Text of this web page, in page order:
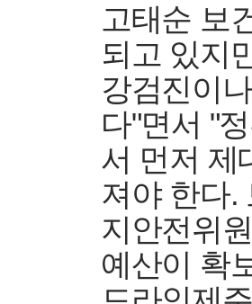
고태순 보
되고 있지
강검진이
다"면서 "
서 먼저 제
져야 한다.
지안전위
예산이 확